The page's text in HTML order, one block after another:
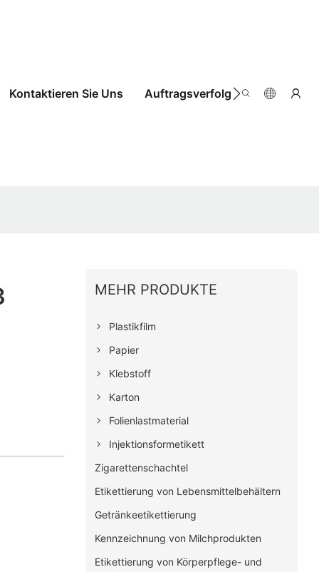
Kontaktieren Sie Uns Auftragsverfolgung
MEHR PRODUKTE
Plastikfilm
Papier
Klebstoff
Karton
Folienlastmaterial
Injektionsformetikett
Zigarettenschachtel
Etikettierung von Lebensmittelbehältern
Getränkeetikettierung
Kennzeichnung von Milchprodukten
Etikettierung von Körperpflege- und